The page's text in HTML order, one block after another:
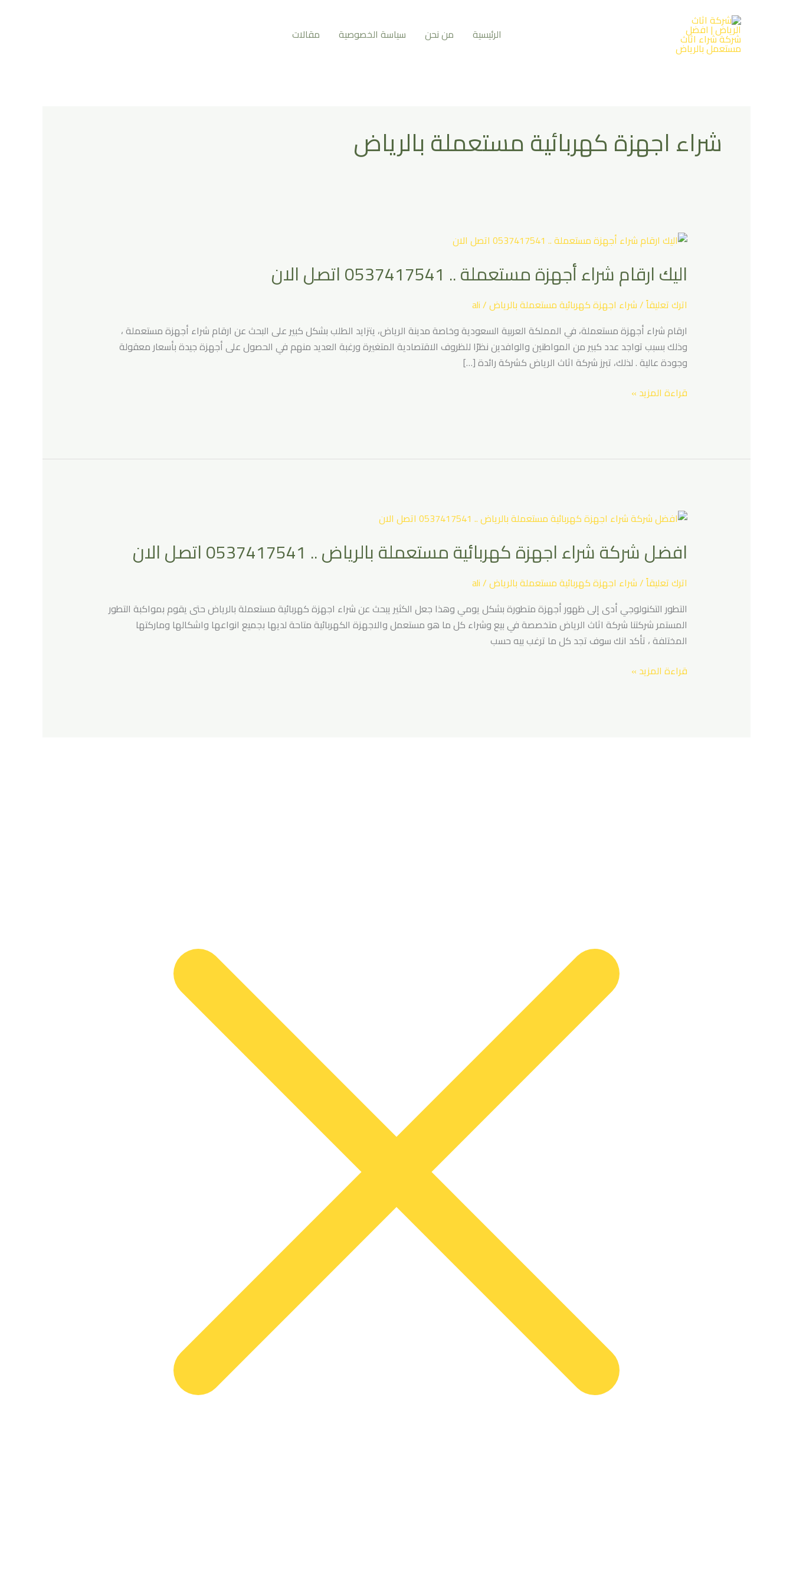
الرئيسية من نحن سياسة الخصوصية مقالات
شراء اجهزة كهربائية مستعملة بالرياض
اليك ارقام شراء أجهزة مستعملة .. 0537417541 اتصل الان
اترك تعليقاً/شراء اجهزة كهربائية مستعملة بالرياض/
ali
ارقام شراء أجهزة مستعملة، في المملكة العربية السعودية وخاصة مدينة الرياض، يتزايد الطلب بشكل كبير على البحث عن ارقام شراء أجهزة مستعملة ،
وذلك بسبب تواجد عدد كبير من المواطنين والوافدين نظرًا للظروف الاقتصادية المتغيرة ورغبة العديد منهم في الحصول على أجهزة جيدة بأسعار معقولة
وجودة عالية . لذلك، تبرز شركة اثاث الرياض كشركة رائدة […]
اليك
شراء
أجهزة
مستعملة
0537417541
اتصل
الان
قراءة المزيد »
افضل شركة شراء اجهزة كهربائية مستعملة بالرياض .. 0537417541 اتصل الان
اترك تعليقاً/شراء اجهزة كهربائية مستعملة بالرياض/
ali
التطور التكنولوجي أدى إلى ظهور أجهزة متطورة بشكل يومي وهذا جعل الكثير يبحث عن شراء اجهزة كهربائية مستعملة بالرياض حتى يقوم بمواكبة التطور
المستمر شركتنا شركة اثاث الرياض متخصصة في بيع وشراء كل ما هو مستعمل والاجهزة الكهربائية متاحة لديها بجميع انواعها واشكالها وماركتها
المختلفة ، تأكد انك سوف تجد كل ما ترغب بيه حسب
افضل
شراء
كهربائية
بالرياض
..
0537417541
الان
قراءة المزيد »